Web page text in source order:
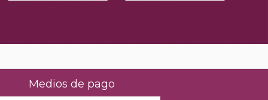
Medios de pago